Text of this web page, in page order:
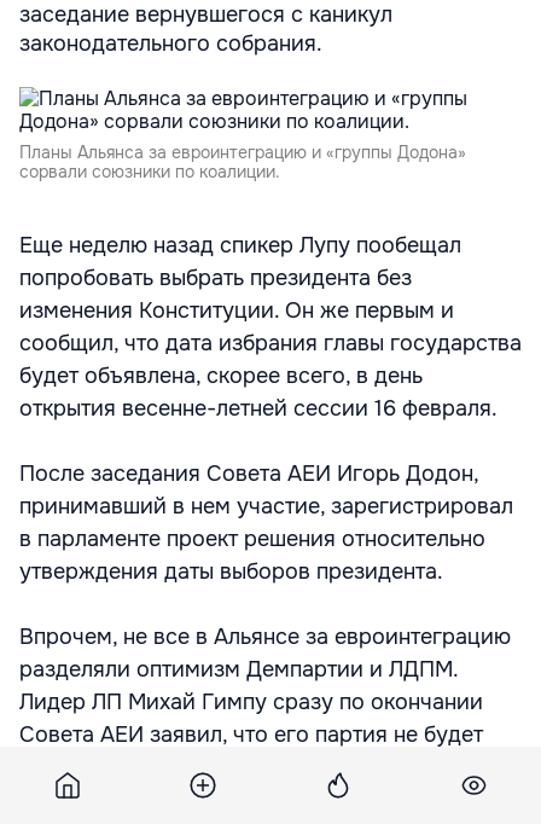
заседание вернувшегося с каникул
законодательного собрания.
Планы Альянса за евроинтеграцию и «группы Додона»
сорвали союзники по коалиции.
Еще неделю назад спикер Лупу пообещал
попробовать выбрать президента без
изменения Конституции. Он же первым и
сообщил, что дата избрания главы государства
будет объявлена, скорее всего, в день
открытия весенне-летней сессии 16 февраля.
После заседания Совета АЕИ Игорь Додон,
принимавший в нем участие, зарегистрировал
в парламенте проект решения относительно
утверждения даты выборов президента.
Впрочем, не все в Альянсе за евроинтеграцию
разделяли оптимизм Демпартии и ЛДПМ.
Лидер ЛП Михай Гимпу сразу по окончании
Совета АЕИ заявил, что его партия не будет
голосовать за утверждение даты выборов.
«Сначала определимся с кандидатурами, а